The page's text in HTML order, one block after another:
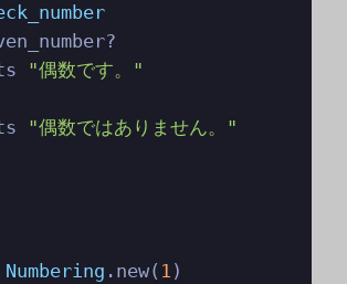
"偶数です。"
"偶数ではありません。"
Numbering .new( 1 )